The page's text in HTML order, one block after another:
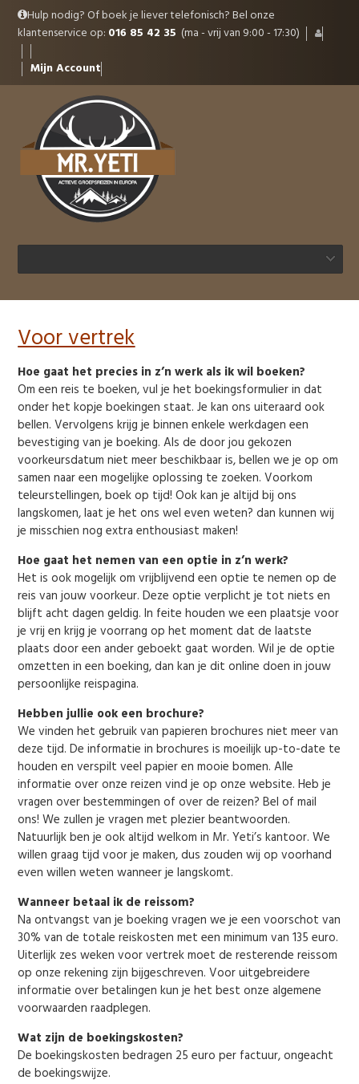
Hulp nodig? Of boek je liever telefonisch? Bel onze
klantenservice op: 016 85 42 35 (ma - vrij van 9:00 - 17:30)
Mijn Account
Voor vertrek
Hoe gaat het precies in z’n werk als ik wil boeken?
Om een reis te boeken, vul je het boekingsformulier in dat
onder het kopje boekingen staat. Je kan ons uiteraard ook
bellen. Vervolgens krijg je binnen enkele werkdagen een
bevestiging van je boeking. Als de door jou gekozen
voorkeursdatum niet meer beschikbaar is, bellen we je op om
samen naar een mogelijke oplossing te zoeken. Voorkom
teleurstellingen, boek op tijd! Ook kan je altijd bij ons
langskomen, laat je het ons wel even weten? dan kunnen wij
je misschien nog extra enthousiast maken!
Hoe gaat het nemen van een optie in z’n werk?
Het is ook mogelijk om vrijblijvend een optie te nemen op de
reis van jouw voorkeur. Deze optie verplicht je tot niets en
blijft acht dagen geldig. In feite houden we een plaatsje voor
je vrij en krijg je voorrang op het moment dat de laatste
plaats door een ander geboekt gaat worden. Wil je de optie
omzetten in een boeking, dan kan je dit online doen in jouw
persoonlijke reispagina.
Hebben jullie ook een brochure?
We vinden het gebruik van papieren brochures niet meer van
deze tijd. De informatie in brochures is moeilijk up-to-date te
houden en verspilt veel papier en mooie bomen. Alle
informatie over onze reizen vind je op onze website. Heb je
vragen over bestemmingen of over de reizen? Bel of mail
ons! We zullen je vragen met plezier beantwoorden.
Natuurlijk ben je ook altijd welkom in Mr. Yeti’s kantoor. We
willen graag tijd voor je maken, dus zouden wij op voorhand
even willen weten wanneer je langskomt.
Wanneer betaal ik de reissom?
Na ontvangst van je boeking vragen we je een voorschot van
30% van de totale reiskosten met een minimum van 135 euro.
Uiterlijk zes weken voor vertrek moet de resterende reissom
op onze rekening zijn bijgeschreven. Voor uitgebreidere
informatie over betalingen kun je het best onze algemene
voorwaarden raadplegen.
Wat zijn de boekingskosten?
De boekingskosten bedragen 25 euro per factuur, ongeacht
de boekingswijze.